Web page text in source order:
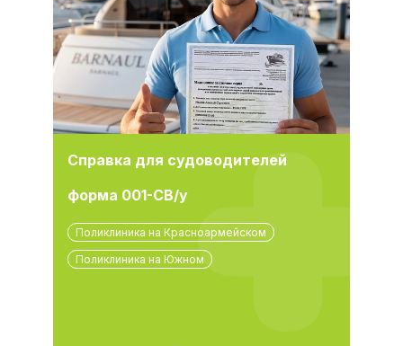
Справка для судоводителей
форма 001-СВ/у
Поликлиника на Красноармейском
Поликлиника на Южном